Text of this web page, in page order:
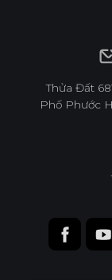
Thửa Đất
Phố Phước